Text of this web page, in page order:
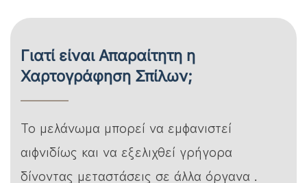
Γιατί είναι Απαραίτητη η
Χαρτογράφηση Σπίλων;
Το μελάνωμα μπορεί να εμφανιστεί
αιφνιδίως και να εξελιχθεί γρήγορα
δίνοντας μεταστάσεις σε άλλα όργανα .